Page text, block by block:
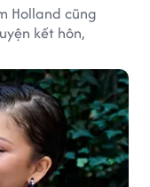
Holland cũng
kết hôn,